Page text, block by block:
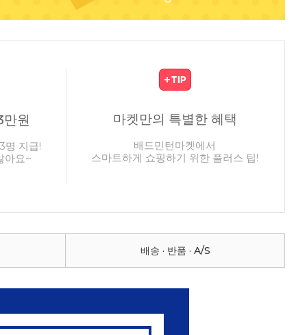
원
명 지급!
아요~
마켓만의 특별한 혜택
배드민턴마켓에서
스마트하게 쇼핑하기 위한 플러스 팁!
배송 · 반품 · A/S